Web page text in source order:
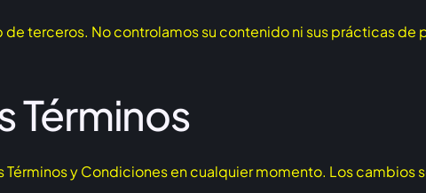
terceros. No controlamos su contenido ni sus prácticas
Términos
y Condiciones en cualquier momento. Los cambios